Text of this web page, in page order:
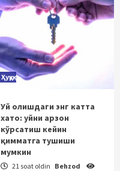
Ҳуқуқ
Уй олишдаги энг катта
хато: уйни арзон
кўрсатиш кейин
қимматга тушиши
мумкин
21 soat oldin Behzod